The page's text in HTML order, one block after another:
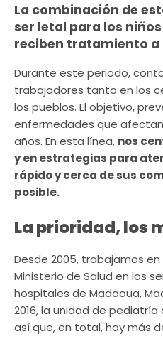
La combinación de
ser letal para los
reciben tratamiento a
Durante este periodo,
trabajadores tanto en los
los pueblos. El objetivo,
enfermedades que
años. En esta línea, nos
y en estrategias para
rápido y cerca de sus
posible.
La prioridad, los
Desde 2005, trabajamos
Ministerio de Salud en los
hospitales de Madaoua,
2016, la unidad de pediatría
así que, en total, hay más